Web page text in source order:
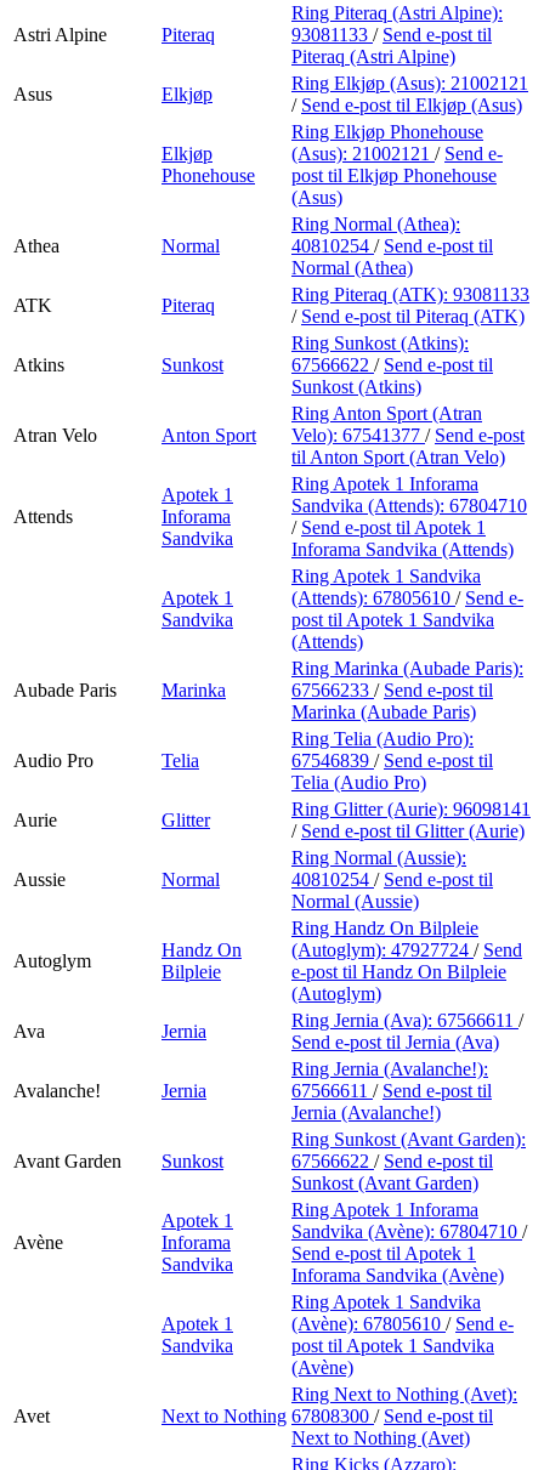
Astri Alpine Piteraq
Ring Piteraq (Astri Alpine):
93081133 / Send e-post til
Piteraq (Astri Alpine)
Asus
Elkjøp
Ring Elkjøp (Asus): 21002121
/ Send e-post til Elkjøp (Asus)
Elkjøp
Phonehouse
Ring Elkjøp Phonehouse
(Asus): 21002121 / Send e-
post til Elkjøp Phonehouse
(Asus)
Athea Normal
Ring Normal (Athea):
40810254 / Send e-post til
Normal (Athea)
ATK
Piteraq
Ring Piteraq (ATK): 93081133
/ Send e-post til Piteraq (ATK)
Atkins Sunkost
Ring Sunkost (Atkins):
67566622 / Send e-post til
Sunkost (Atkins)
Atran Velo Anton Sport
Ring Anton Sport (Atran
Velo): 67541377 / Send e-post
til Anton Sport (Atran Velo)
Attends
Apotek 1
Inforama
Sandvika
Ring Apotek 1 Inforama
Sandvika (Attends): 67804710
/ Send e-post til Apotek 1
Inforama Sandvika (Attends)
Apotek 1
Sandvika
Ring Apotek 1 Sandvika
(Attends): 67805610 / Send e-
post til Apotek 1 Sandvika
(Attends)
Aubade Paris Marinka
Ring Marinka (Aubade Paris):
67566233 / Send e-post til
Marinka (Aubade Paris)
Audio Pro Telia
Ring Telia (Audio Pro):
67546839 / Send e-post til
Telia (Audio Pro)
Aurie
Glitter
Ring Glitter (Aurie): 96098141
/ Send e-post til Glitter (Aurie)
Aussie Normal
Ring Normal (Aussie):
40810254 / Send e-post til
Normal (Aussie)
Autoglym
Handz On
Bilpleie
Ring Handz On Bilpleie
(Autoglym): 47927724 / Send
e-post til Handz On Bilpleie
(Autoglym)
Ava
Jernia
Ring Jernia (Ava): 67566611 /
Send e-post til Jernia (Ava)
Avalanche! Jernia
Ring Jernia (Avalanche!):
67566611 / Send e-post til
Jernia (Avalanche!)
Avant Garden Sunkost
Ring Sunkost (Avant Garden):
67566622 / Send e-post til
Sunkost (Avant Garden)
Avène
Apotek 1
Inforama
Sandvika
Ring Apotek 1 Inforama
Sandvika (Avène): 67804710 /
Send e-post til Apotek 1
Inforama Sandvika (Avène)
Apotek 1
Sandvika
Ring Apotek 1 Sandvika
(Avène): 67805610 / Send e-
post til Apotek 1 Sandvika
(Avène)
Avet Next to Nothing
Ring Next to Nothing (Avet):
67808300 / Send e-post til
Next to Nothing (Avet)
Ring Kicks (Azzaro):